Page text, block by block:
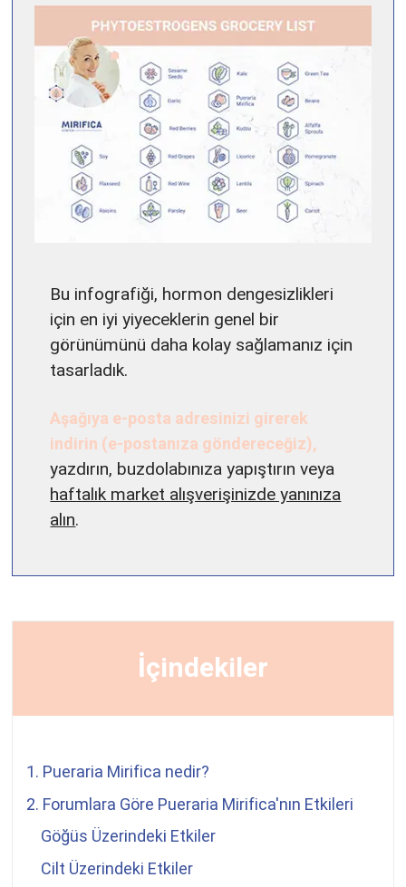
Bu infografiği, hormon dengesizlikleri
için en iyi yiyeceklerin genel bir
görünümünü daha kolay sağlamanız için
tasarladık.
Aşağıya e-posta adresinizi girerek
indirin (e-postanıza göndereceğiz),
yazdırın, buzdolabınıza yapıştırın veya
haftalık market alışverişinizde yanınıza
alın.
İçindekiler
1. Pueraria Mirifica nedir?
2. Forumlara Göre Pueraria Mirifica'nın Etkileri
Göğüs Üzerindeki Etkiler
Cilt Üzerindeki Etkiler